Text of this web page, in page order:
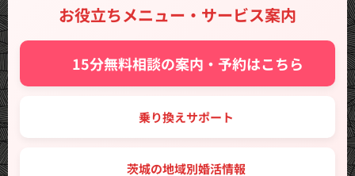
お役立ちメニュー・サービス案内
✨ 15分無料相談の案内・予約はこちら
🔑 乗り換えサポート
🗾 茨城の地域別婚活情報